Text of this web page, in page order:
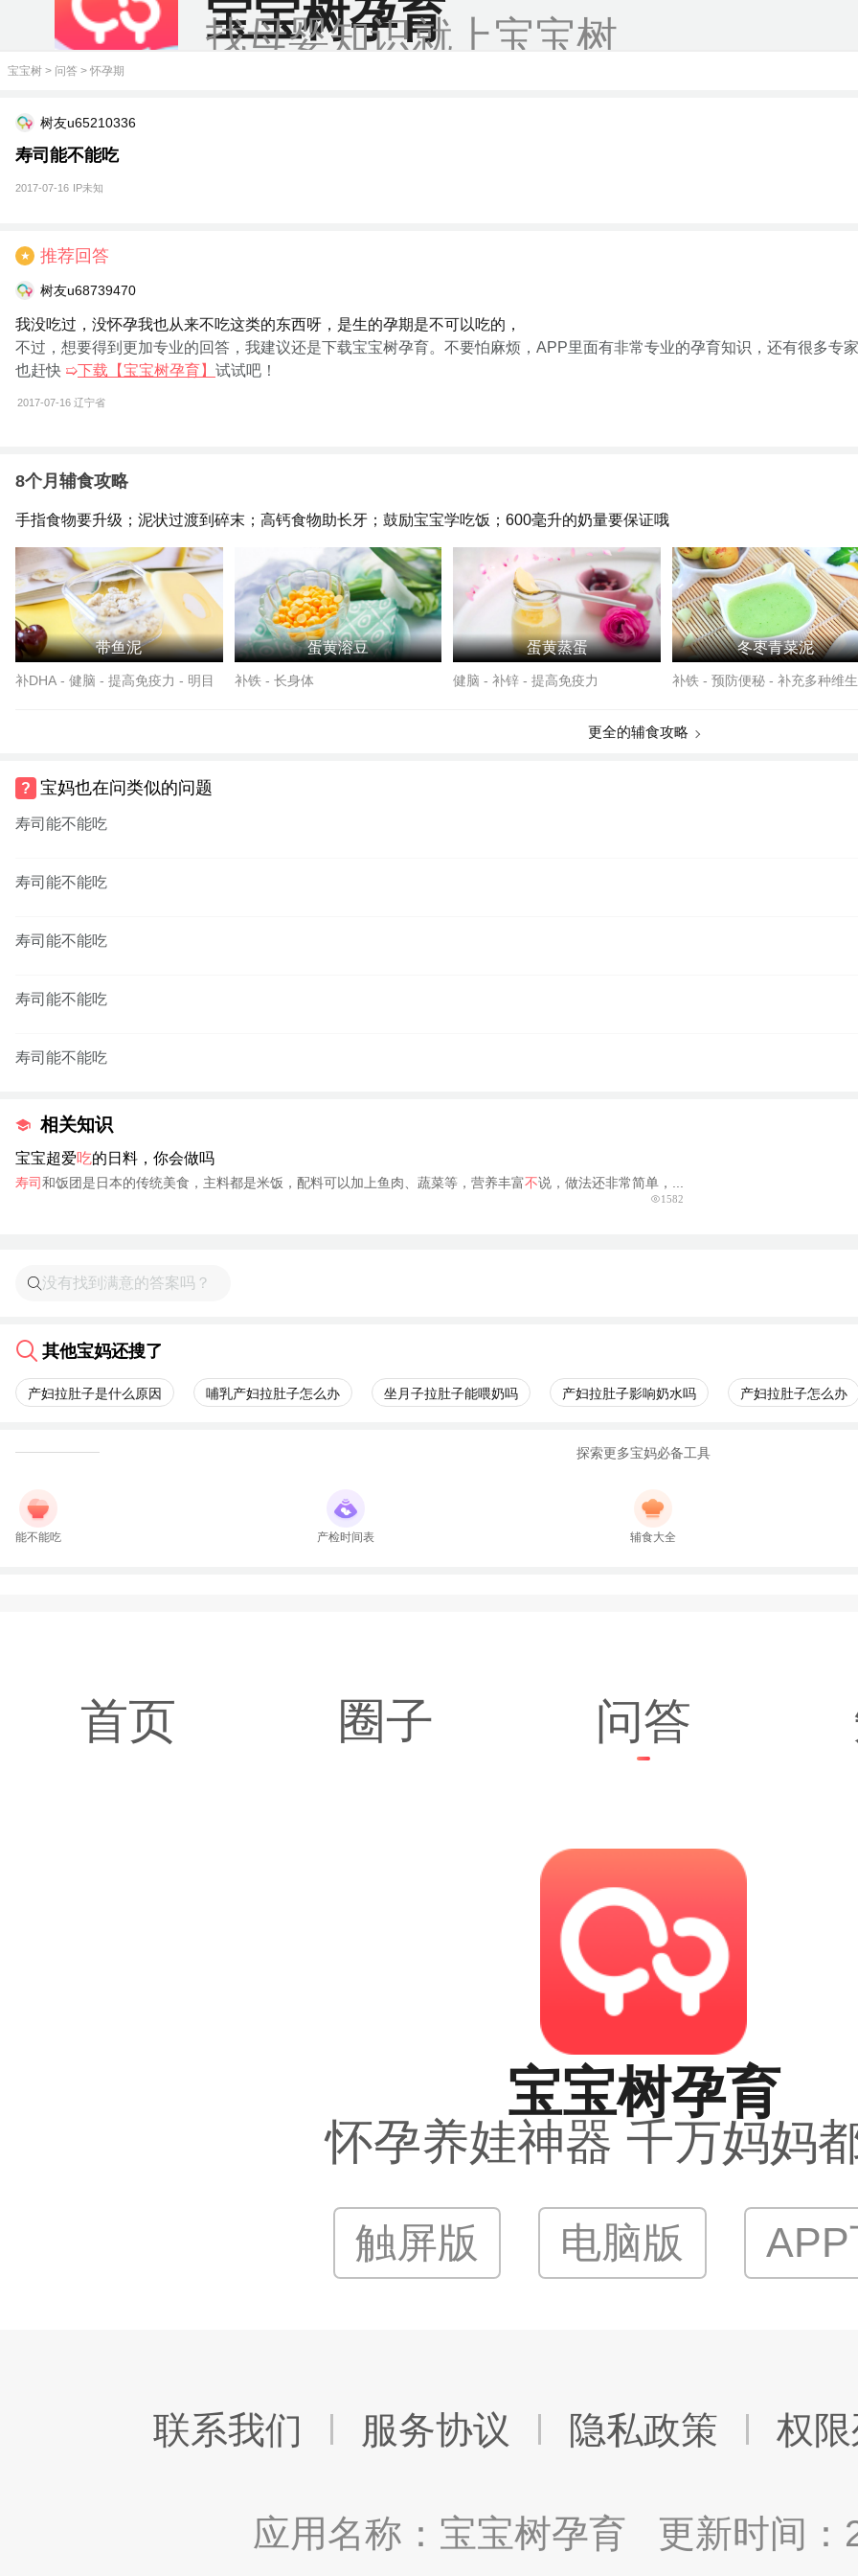
宝宝树孕育
找母婴知识就上宝宝树
宝宝树 > 问答 > 怀孕期
树友u65210336
寿司能不能吃
2017-07-16 IP未知
★ 推荐回答
树友u68739470
我没吃过，没怀孕我也从来不吃这类的东西呀，是生的孕期是不可以吃的，
不过，想要得到更加专业的回答，我建议还是下载宝宝树孕育。不要怕麻烦，APP里面有非常专业的孕育知识，还有很多专
也赶快 ➯下载【宝宝树孕育】 试试吧！
2017-07-16 辽宁省
8个月辅食攻略
手指食物要升级；泥状过渡到碎末；高钙食物助长牙；鼓励宝宝学吃饭；600毫升的奶量要保证哦
带鱼泥
补DHA - 健脑 - 提高免疫力 - 明目
蛋黄溶豆
补铁 - 长身体
蛋黄蒸蛋
健脑 - 补锌 - 提高免疫力
冬枣青菜泥
补铁 - 预防便秘 - 补充多种维
更全的辅食攻略
宝妈也在问类似的问题
寿司能不能吃
寿司能不能吃
寿司能不能吃
寿司能不能吃
寿司能不能吃
相关知识
宝宝超爱吃的日料，你会做吗
寿司和饭团是日本的传统美食，主料都是米饭，配料可以加上鱼肉、蔬菜等，营养丰富不说，做法还非常简单，...
1582
其他宝妈还搜了
产妇拉肚子是什么原因 哺乳产妇拉肚子怎么办 坐月子拉肚子能喂奶吗 产妇拉肚子影响奶水吗 产妇拉肚子怎么办
探索更多宝妈必备工具
能不能吃 产检时间表 辅食大全
首页 圈子 问答
宝宝树孕育
怀孕养娃神器 千万妈妈
触屏版 电脑版
联系我们 服务协议 隐私政策 权
应用名称：宝宝树孕育 更新时间：